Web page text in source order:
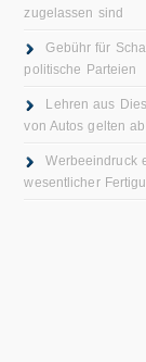
zugelassen sind
Gebühr für
politische Parteien
Lehren aus
von Autos gelten
Werbeeindruck
wesentlicher